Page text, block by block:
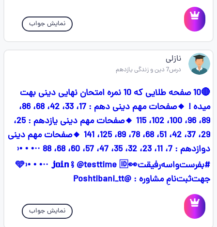
نمایش جواب
نازلی
درس7 دین و زندگی یازدهم
🔴10 صفحه طلایی که 10 نمره امتحان نهایی دینی بهت
میده ! 🔸صفحات مهم دینی دهم : 17، 33، 42، 68، 86،
89، 96، 100، 102، 115 🔸صفحات مهم دینی یازدهم : 25،
29، 37، 42، 51، 68، 78، 89، 125، 141 🔸صفحات مهم دینی
دوازدهم : 7، 11، 23، 32، 35، 47، 57، 60، 68، 88 ··• • •‹
#بفرست‌واسه‌رفیقت👀🩵›• • •·· 𝗷𝗼𝗶𝗻 ⨟ @testtime 🆔
جهت‌ثبت‌نامِ مشاوره : @Poshtibani_tt
نمایش جواب